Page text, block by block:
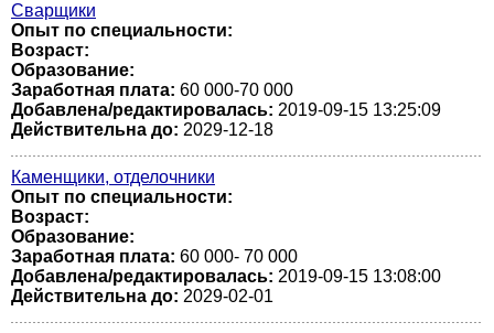
Сварщики
Опыт по специальности:
Возраст:
Образование:
Заработная плата: 60 000-70 000
Добавлена/редактировалась: 2019-09-15 13:25:09
Действительна до: 2029-12-18
Каменщики, отделочники
Опыт по специальности:
Возраст:
Образование:
Заработная плата: 60 000- 70 000
Добавлена/редактировалась: 2019-09-15 13:08:00
Действительна до: 2029-02-01